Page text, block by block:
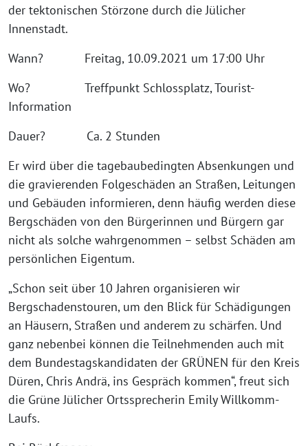
der tektonischen Störzone durch die Jülicher
Innenstadt.
Wann? Freitag, 10.09.2021 um 17:00 Uhr
Wo? Treffpunkt Schlossplatz, Tourist-
Information
Dauer? Ca. 2 Stunden
Er wird über die tagebaubedingten Absenkungen und
die gravierenden Folgeschäden an Straßen, Leitungen
und Gebäuden informieren, denn häufig werden diese
Bergschäden von den Bürgerinnen und Bürgern gar
nicht als solche wahrgenommen – selbst Schäden am
persönlichen Eigentum.
„Schon seit über 10 Jahren organisieren wir
Bergschadenstouren, um den Blick für Schädigungen
an Häusern, Straßen und anderem zu schärfen. Und
ganz nebenbei können die Teilnehmenden auch mit
dem Bundestagskandidaten der GRÜNEN für den Kreis
Düren, Chris Andrä, ins Gespräch kommen“, freut sich
die Grüne Jülicher Ortssprecherin Emily Willkomm-
Laufs.